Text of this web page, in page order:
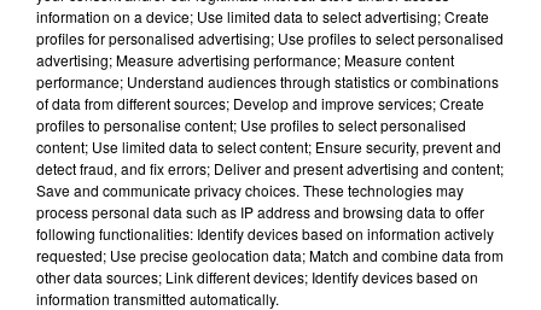
D’autres artistes locaux, régionaux et/ou émergents
seront dévoilés début mars 2022 !Il reste une quantité
limitée de early tickets mise à la vente. L’ensemble de la
billetterie ouvrira quant à elle le 1er février 2022.O'Tempo ce
sera du 26 au 28 août prochain à Boigny-sur-Bionne.
information on a device; Use limited data to select advertising; Create
profiles for personalised advertising; Use profiles to select personalised
advertising; Measure advertising performance; Measure content
performance; Understand audiences through statistics or combinations
of data from different sources; Develop and improve services; Create
profiles to personalise content; Use profiles to select personalised
content; Use limited data to select content; Ensure security, prevent and
detect fraud, and fix errors; Deliver and present advertising and content;
Save and communicate privacy choices. These technologies may
process personal data such as IP address and browsing data to offer
following functionalities: Identify devices based on information actively
requested; Use precise geolocation data; Match and combine data from
other data sources; Link different devices; Identify devices based on
information transmitted automatically.